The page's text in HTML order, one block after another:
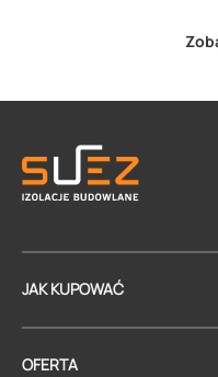
JAK KUPOWAĆ
OFERTA